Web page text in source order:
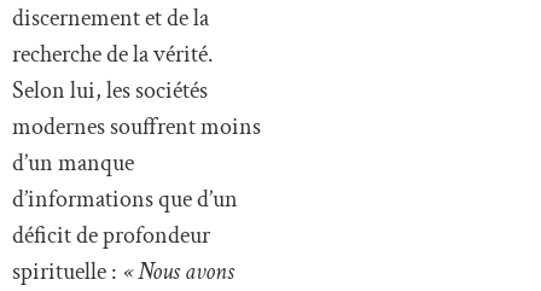
discernement et de la
recherche de la vérité.
Selon lui, les sociétés
modernes souffrent moins
d’un manque
d’informations que d’un
déficit de profondeur
spirituelle : « Nous avons